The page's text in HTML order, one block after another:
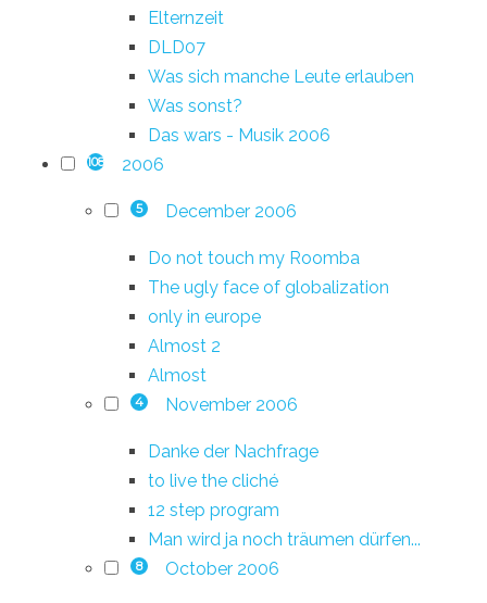
Elternzeit
DLD07
Was sich manche Leute erlauben
Was sonst?
Das wars - Musik 2006
108 2006
5 December 2006
Do not touch my Roomba
The ugly face of globalization
only in europe
Almost 2
Almost
4 November 2006
Danke der Nachfrage
to live the cliché
12 step program
Man wird ja noch träumen dürfen...
8 October 2006